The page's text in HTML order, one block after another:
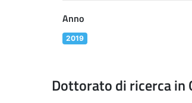
Anno
2019
Dottorato di ricerca in